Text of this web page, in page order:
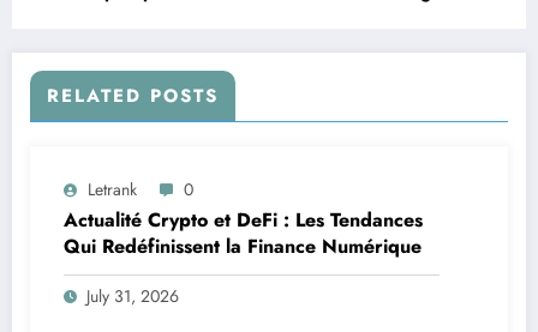
RELATED POSTS
Letrank 0
Actualité Crypto et DeFi : Les Tendances
Qui Redéfinissent la Finance Numérique
July 31, 2026